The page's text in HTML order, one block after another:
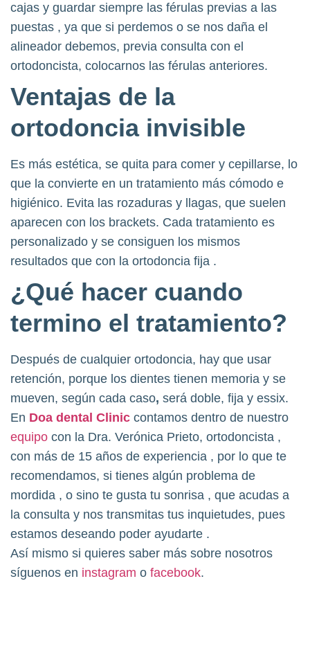
cajas y guardar siempre las férulas previas a las
puestas , ya que si perdemos o se nos daña el
alineador debemos, previa consulta con el
ortodoncista, colocarnos las férulas anteriores.
Ventajas de la
ortodoncia invisible
Es más estética, se quita para comer y cepillarse, lo
que la convierte en un tratamiento más cómodo e
higiénico. Evita las rozaduras y llagas, que suelen
aparecen con los brackets. Cada tratamiento es
personalizado y se consiguen los mismos
resultados que con la ortodoncia fija .
¿Qué hacer cuando
termino el tratamiento?
Después de cualquier ortodoncia, hay que usar
retención, porque los dientes tienen memoria y se
mueven, según cada caso, será doble, fija y essix.
En Doa dental Clinic contamos dentro de nuestro
equipo con la Dra. Verónica Prieto, ortodoncista ,
con más de 15 años de experiencia , por lo que te
recomendamos, si tienes algún problema de
mordida , o sino te gusta tu sonrisa , que acudas a
la consulta y nos transmitas tus inquietudes, pues
estamos deseando poder ayudarte .
Así mismo si quieres saber más sobre nosotros
síguenos en instagram o facebook.